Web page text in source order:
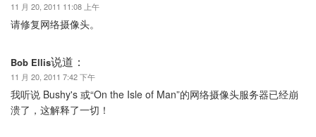
11 月 20, 2011 11:08 上午
请修复网络摄像头。
Bob Ellis说道：
11 月 20, 2011 7:42 下午
我听说 Bushy's 或“On the Isle of Man”的网络摄像头服务器已经崩
溃了，这解释了一切！